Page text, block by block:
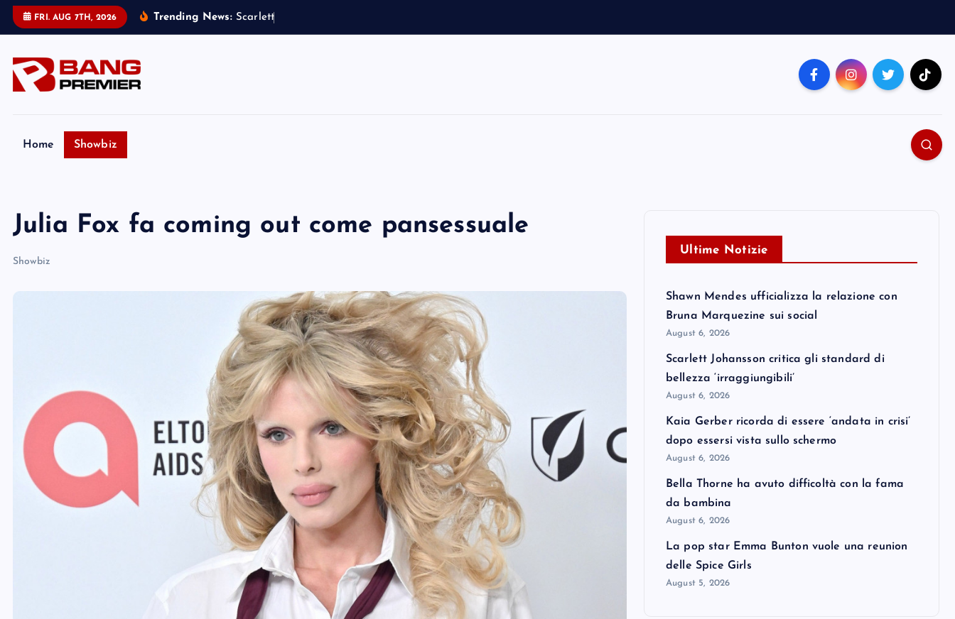
FRI. AUG 7TH, 2026 Trending News: Scar ett
Home Showbiz
Julia Fox fa coming out come pansessuale
Showbiz
Ultime Notizie
Shawn Mendes ufficializza la relazione con
Bruna Marquezine sui social
August 6, 2026
Scarlett Johansson critica gli standard di
bellezza ‘irraggiungibili’
August 6, 2026
Kaia Gerber ricorda di essere ‘andata in crisi’
dopo essersi vista sullo schermo
August 6, 2026
Bella Thorne ha avuto difficoltà con la fama
da bambina
August 6, 2026
La pop star Emma Bunton vuole una reunion
delle Spice Girls
August 5, 2026